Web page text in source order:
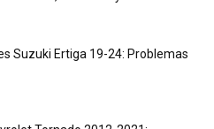
Suzuki Ertiga 19-24: Problemas